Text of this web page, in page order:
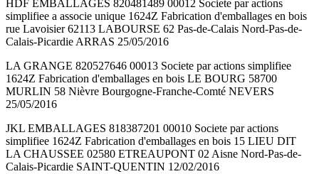
HDF EMBALLAGES 820481489 00012 Societe par actions
simplifiee a associe unique 1624Z Fabrication d'emballages en bois
rue Lavoisier 62113 LABOURSE 62 Pas-de-Calais Nord-Pas-de-
Calais-Picardie ARRAS 25/05/2016
LA GRANGE 820527646 00013 Societe par actions simplifiee
1624Z Fabrication d'emballages en bois LE BOURG 58700
MURLIN 58 Nièvre Bourgogne-Franche-Comté NEVERS
25/05/2016
JKL EMBALLAGES 818387201 00010 Societe par actions
simplifiee 1624Z Fabrication d'emballages en bois 15 LIEU DIT
LA CHAUSSEE 02580 ETREAUPONT 02 Aisne Nord-Pas-de-
Calais-Picardie SAINT-QUENTIN 12/02/2016